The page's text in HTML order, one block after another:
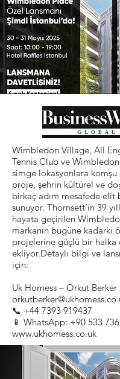
Wimbledon Village, All
Tennis Club ve
simge lokasyonlara komşu
proje, şehrin kültürel ve
birkaç adım mesafede elit
sunuyor. Thornsett’in 39
hayata geçirilen
markanın bugüne kadarki
projelerine güçlü bir halka
ekliyor.Detaylı bilgi ve
için:
Uk Homess – Orkut Berker
📞 +44 7393 919437
📱 WhatsApp: +90 533
www.ukhomess.co.uk